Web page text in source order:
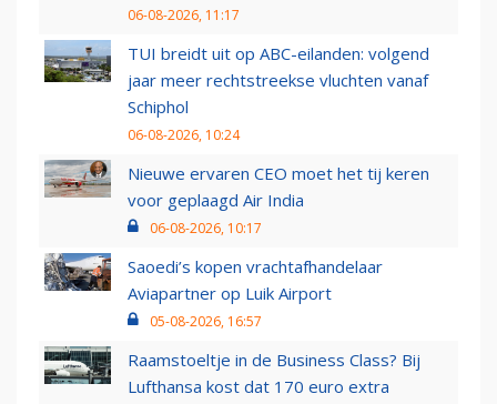
06-08-2026, 11:17
TUI breidt uit op ABC-eilanden: volgend
jaar meer rechtstreekse vluchten vanaf
Schiphol
06-08-2026, 10:24
Nieuwe ervaren CEO moet het tij keren
voor geplaagd Air India
06-08-2026, 10:17
Saoedi’s kopen vrachtafhandelaar
Aviapartner op Luik Airport
05-08-2026, 16:57
Raamstoeltje in de Business Class? Bij
Lufthansa kost dat 170 euro extra